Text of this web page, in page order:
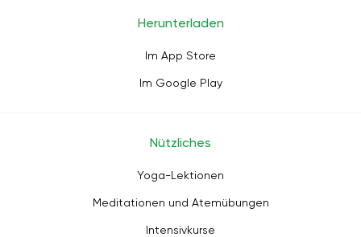
Herunterladen
Im App Store
Im Google Play
Nützliches
Yoga-Lektionen
Meditationen und Atemübungen
Intensivkurse